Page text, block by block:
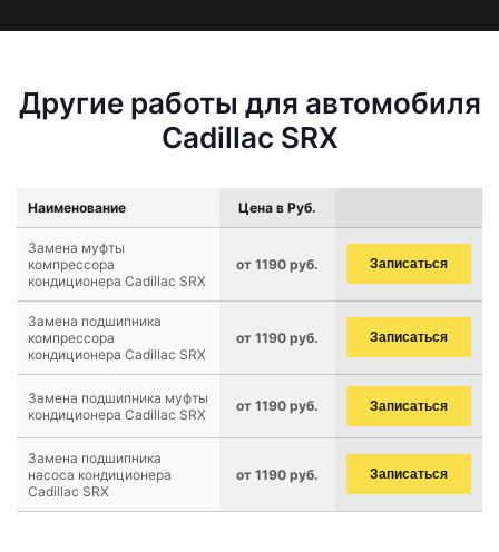
Другие работы для автомобиля
Cadillac SRX
Наименование Цена в Руб.
Замена муфты
компрессора
кондиционера Cadillac SRX
от 1190 руб. Записаться
Замена подшипника
компрессора
кондиционера Cadillac SRX
от 1190 руб. Записаться
Замена подшипника муфты
кондиционера Cadillac SRX
от 1190 руб. Записаться
Замена подшипника
насоса кондиционера
Cadillac SRX
от 1190 руб. Записаться